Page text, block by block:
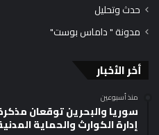
حدث وتحليل
مدونة " داماس بوست"
أخر الأخبار
منذ أسبوعين
سوريا والبحرين توقعان
إدارة الكوارث والحماية